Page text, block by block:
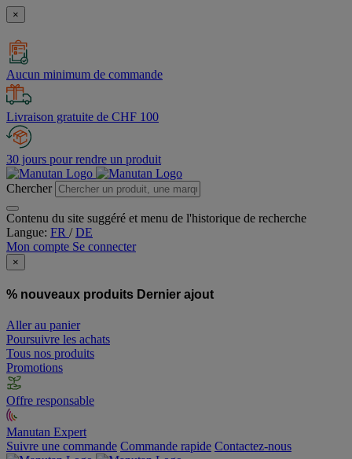
×
Aucun minimum de commande
Livraison gratuite de CHF 100
30 jours pour rendre un produit
Chercher
Contenu du site suggéré et menu de l'historique de recherche
Langue: FR /DE
Mon compte Se connecter
×
% nouveaux produits Dernier ajout
Aller au panier
Poursuivre les achats
Tous nos produits
Promotions
Offre responsable
Manutan Expert
Suivre une commande Commande rapide Contactez-nous